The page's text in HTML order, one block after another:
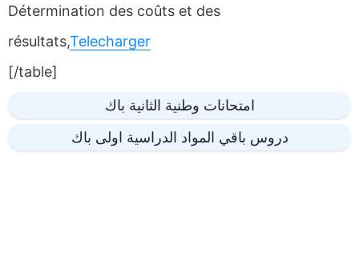
Détermination des coûts et des
résultats,Telecharger
[/table]
امتحانات وطنية الثانية باك
دروس باقي المواد الدراسية اولى باك